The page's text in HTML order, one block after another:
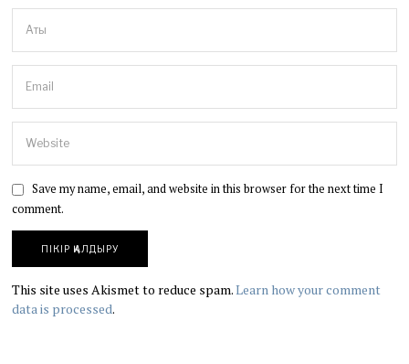
Save my name, email, and website in this browser for the next time I
comment.
This site uses Akismet to reduce spam.Learn how your comment
data is processed.